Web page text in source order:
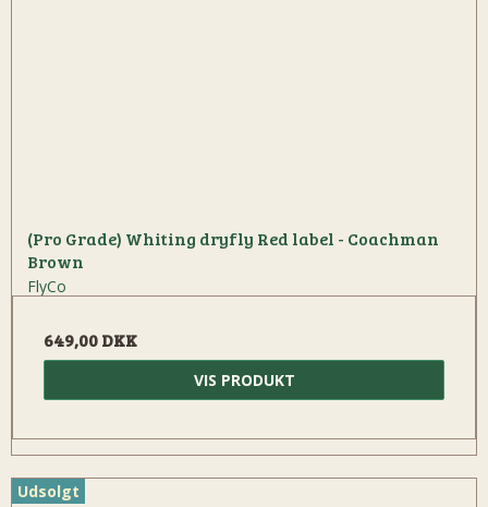
(Pro Grade) Whiting dryfly Red label - Coachman
Brown
FlyCo
649,00 DKK
VIS PRODUKT
Udsolgt